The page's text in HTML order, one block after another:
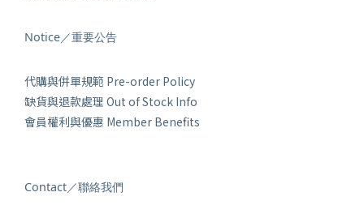
Notice／重要公告
代購與併單規範 Pre-order Policy
缺貨與退款處理 Out of Stock Info
會員權利與優惠 Member Benefits
Contact／聯絡我們